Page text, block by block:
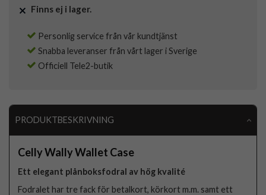
Finns ej i lager.
Personlig service från vår kundtjänst
Snabba leveranser från vårt lager i Sverige
Officiell Tele2-butik
PRODUKTBESKRIVNING
Celly Wally Wallet Case
Ett elegant plånboksfodral av hög kvalité
Fodralet har tre fack för betalkort, körkort m.m. samt ett